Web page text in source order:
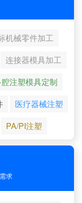
机械零件加工
连接器模具加工
注塑模具定制
医疗器械注塑
PA/PI注塑
求